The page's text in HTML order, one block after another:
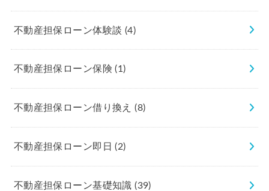
不動産担保ローン体験談 (4)
不動産担保ローン保険(1)
不動産担保ローン借り換え(8)
不動産担保ローン即日(2)
不動産担保ローン基礎知識(39)